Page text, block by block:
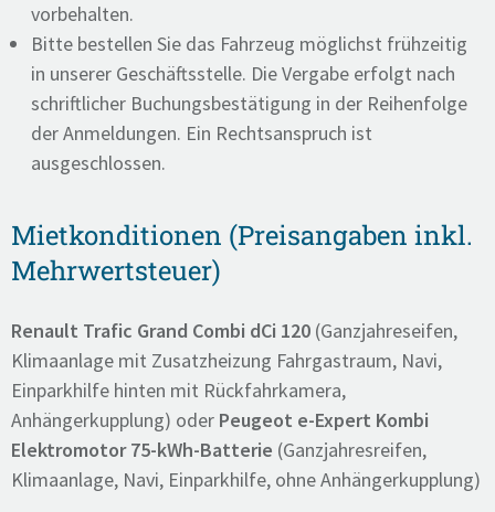
vorbehalten.
Bitte bestellen Sie das Fahrzeug möglichst frühzeitig
in unserer Geschäftsstelle. Die Vergabe erfolgt nach
schriftlicher Buchungsbestätigung in der Reihenfolge
der Anmeldungen. Ein Rechtsanspruch ist
ausgeschlossen.
Mietkonditionen (Preisangaben inkl.
Mehrwertsteuer)
Renault Trafic Grand Combi dCi 120 (Ganzjahreseifen,
Klimaanlage mit Zusatzheizung Fahrgastraum, Navi,
Einparkhilfe hinten mit Rückfahrkamera,
Anhängerkupplung) oder Peugeot e-Expert Kombi
Elektromotor 75-kWh-Batterie (Ganzjahresreifen,
Klimaanlage, Navi, Einparkhilfe, ohne Anhängerkupplung)